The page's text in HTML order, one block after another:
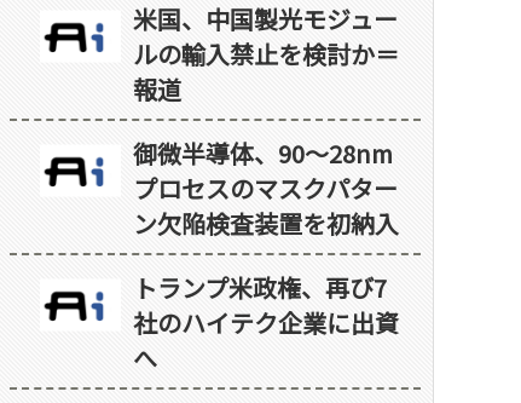
米国、中国製光モジュー
ルの輸入禁止を検討か＝
報道
御微半導体、90～28nm
プロセスのマスクパター
ン欠陥検査装置を初納入
トランプ米政権、再び7
社のハイテク企業に出資
へ